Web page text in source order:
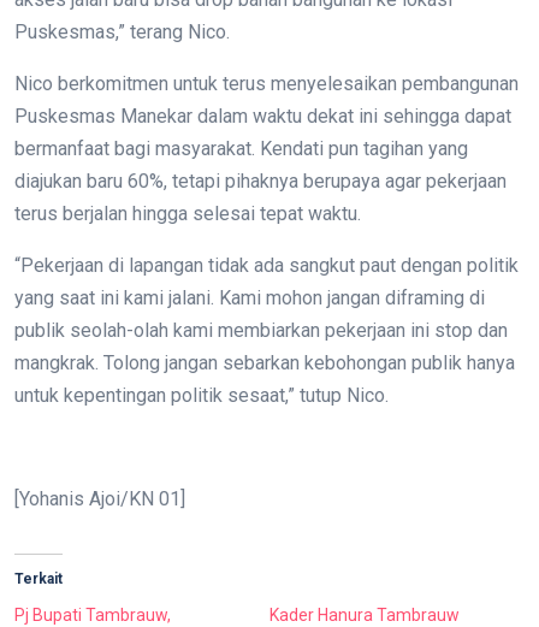
Puskesmas,” terang Nico.
Nico berkomitmen untuk terus menyelesaikan pembangunan
Puskesmas Manekar dalam waktu dekat ini sehingga dapat
bermanfaat bagi masyarakat. Kendati pun tagihan yang
diajukan baru 60%, tetapi pihaknya berupaya agar pekerjaan
terus berjalan hingga selesai tepat waktu.
“Pekerjaan di lapangan tidak ada sangkut paut dengan politik
yang saat ini kami jalani. Kami mohon jangan diframing di
publik seolah-olah kami membiarkan pekerjaan ini stop dan
mangkrak. Tolong jangan sebarkan kebohongan publik hanya
untuk kepentingan politik sesaat,” tutup Nico.
[Yohanis Ajoi/KN 01]
Terkait
Pj Bupati Tambrauw,
Kader Hanura Tambrauw